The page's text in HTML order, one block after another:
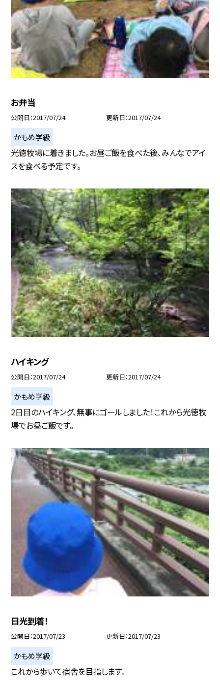
お弁当
公開日 2017/07/24 更新日 2017/07/24
かもめ学級
光徳牧場に着きました。お昼ご飯を食べた後、みんなでアイ
スを食べる予定です。
ハイキング
公開日 2017/07/24 更新日 2017/07/24
かもめ学級
2日目のハイキング、無事にゴールしました！これから光徳牧
場でお昼ご飯です。
日光到着！
公開日 2017/07/23 更新日 2017/07/23
かもめ学級
これから歩いて宿舎を目指します。